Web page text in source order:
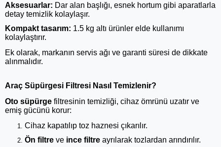
Aksesuarlar: Dar alan başlığı, esnek hortum gibi aparatlarla
detay temizlik kolaylaşır.
Kompakt tasarım: 1.5 kg altı ürünler elde kullanımı
kolaylaştırır.
Ek olarak, markanın servis ağı ve garanti süresi de dikkate
alınmalıdır.
Araç Süpürgesi Filtresi Nasıl Temizlenir?
Oto süpürge filtresinin temizliği, cihaz ömrünü uzatır ve
emiş gücünü korur:
Cihaz kapatılıp toz haznesi çıkarılır.
Ön filtre ve ince filtre ayrılarak tozlardan arındırılır.